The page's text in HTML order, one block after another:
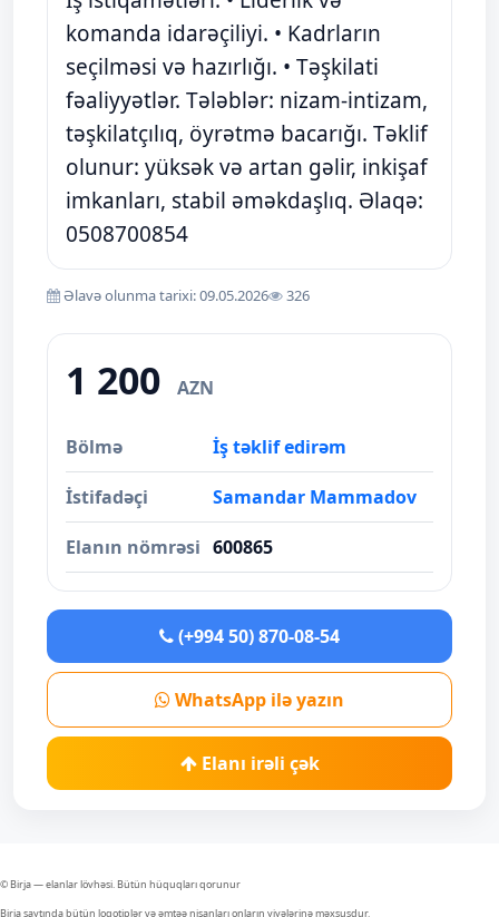
komanda idarəçiliyi. • Kadrların
seçilməsi və hazırlığı. • Təşkilati
fəaliyyətlər. Tələblər: nizam-intizam,
təşkilatçılıq, öyrətmə bacarığı. Təklif
olunur: yüksək və artan gəlir, inkişaf
imkanları, stabil əməkdaşlıq. Əlaqə:
0508700854
Əlavə olunma tarixi: 09.05.2026 326
1 200 AZN
Bölmə İş təklif edirəm
İstifadəçi Samandar Mammadov
Elanın nömrəsi 600865
(+994 50) 870-08-54
WhatsApp ilə yazın
Elanı irəli çək
© Birja — elanlar lövhəsi. Bütün hüquqları qorunur
Birja saytında bütün loqotiplər və əmtəə nişanları onların yiyələrinə məxsusdur.